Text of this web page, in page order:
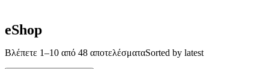
eShop
Βλέπετε 1–10 από 48 αποτελέσματαSorted by latest